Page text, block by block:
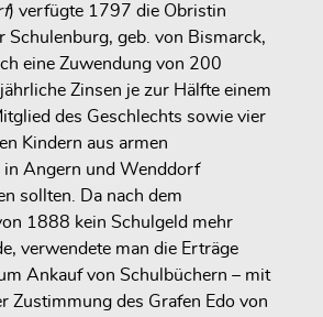
) verfügte 1797 die Obristin
Schulenburg, geb. von Bismarck,
eine Zuwendung von 200
jährliche Zinsen je zur Hälfte einem
des Geschlechts sowie vier
Kindern aus armen
in Angern und Wenddorf
sollten. Da nach dem
1888 kein Schulgeld mehr
verwendete man die Erträge
Ankauf von Schulbüchern – mit
Zustimmung des Grafen Edo von